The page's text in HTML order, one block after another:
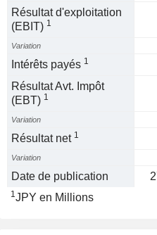
Résultat d'exploitation
(EBIT) 1
Variation
Intérêts payés 1
Résultat Avt. Impôt
(EBT) 1
Variation
Résultat net 1
Variation
Date de publication
1JPY en Millions